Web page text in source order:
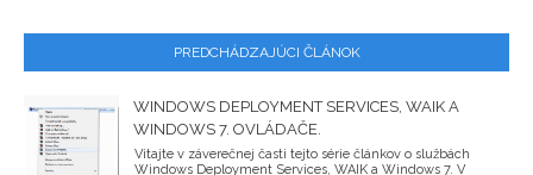
PREDCHÁDZAJÚCI ČLÁNOK
WINDOWS DEPLOYMENT SERVICES, WAIK A
WINDOWS 7. OVLÁDAČE.
Vitajte v záverečnej časti tejto série článkov o službách
Windows Deployment Services, WAIK a Windows 7. V